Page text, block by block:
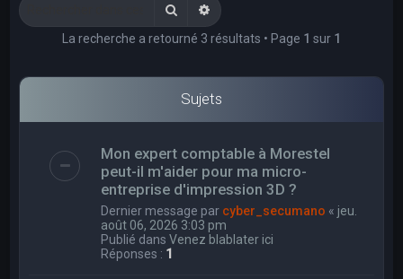
RechercherRecherche avancée
La recherche a retourné 3 résultats • Page 1 sur 1
Sujets
Mon expert comptable à Morestel
peut-il m'aider pour ma micro-
entreprise d'impression 3D ?
Dernier message par cyber_secumano « jeu.
août 06, 2026 3:03 pm
Publié dansVenez blablater ici
Réponses : 1